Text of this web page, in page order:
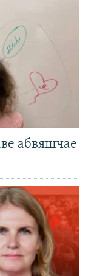
абвяшчае